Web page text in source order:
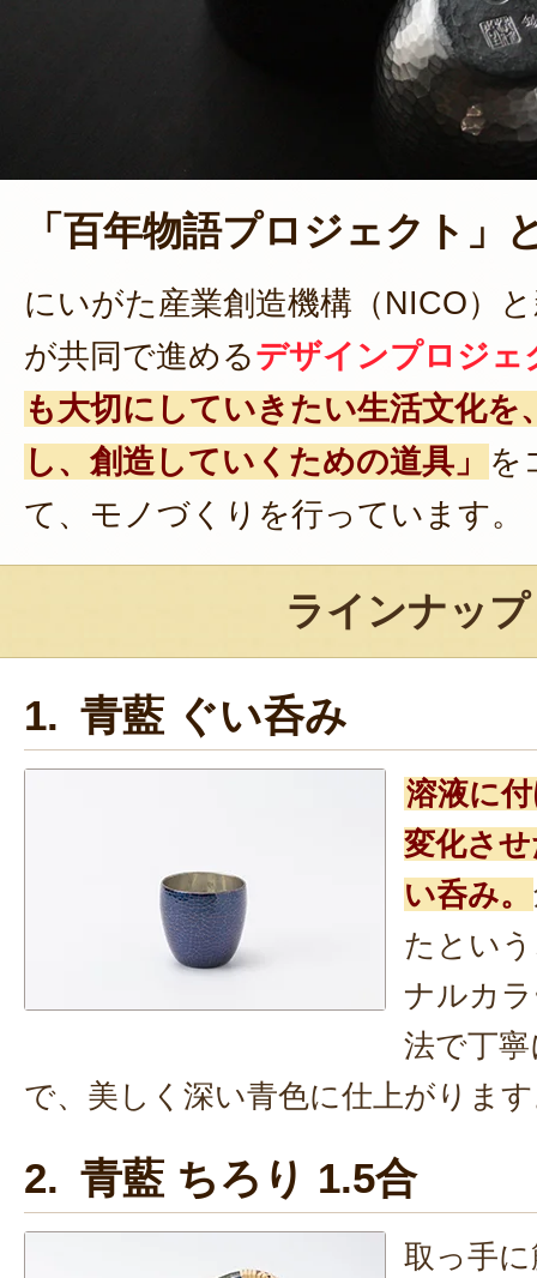
「百年物語プロジェクト」
にいがた産業創造機構（NICO）
が共同で進めるデザインプロジェ
も大切にしていきたい生活文化を
し、創造していくための道具」
を
て、モノづくりを行っています。
ラインナップ
1. 青藍 ぐい呑み
溶液に
変化さ
い呑み。
たとい
ナルカ
法で丁
で、美しく深い青色に仕上がりま
2. 青藍 ちろり 1.5合
取っ手